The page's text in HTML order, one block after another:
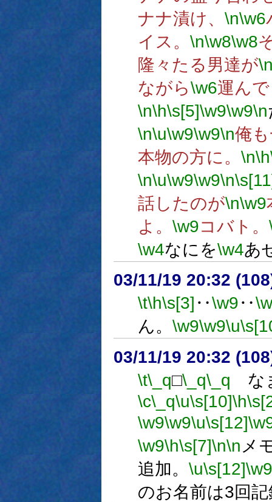
ナナ漬け、 \n\w6
イス。 \n\w8\w8
隆々たる男達が
ながら\w6運ん
\n\h\s[5]\w9\w9\n
\n\u\w9\w9\n俺
本物の方に。 \n\h
\n\u\w9\w9\n
話したのが\n\w9
よ。 \w9コバト。
\w4なにを\w4あ
03/11/19 20:32
\t\h\s[3] ‥\w9‥
ん。 \w9\w9\u
03/11/19 20:32
\t\_q□\_q\_q な
\c\_q\u\s[10]\h
\w9\w9\u\s[12]
\w9\h\s[7]\n\n メ
追加。 \u\s[12]\w9
のお名前は3回